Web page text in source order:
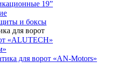
19”
и боксы
для ворот
«ALUTECH»
для ворот «AN-Motors»